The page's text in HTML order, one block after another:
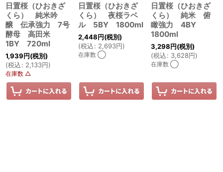
日置桜（ひおきざ
くら） 純米吟
醸 伝承強力 7号
酵母 高田米
1BY 720ml
1,939円(税別)
(税込: 2,133円)
在庫数 △
日置桜（ひおきざ
くら） 夜桜ラベ
ル 5BY 1800ml
2,448円(税別)
(税込: 2,693円)
在庫数 ◯
日置桜（ひおきざ
くら） 純米 俯
瞰強力 4BY
1800ml
3,298円(税別)
(税込: 3,628円)
在庫数 ◯